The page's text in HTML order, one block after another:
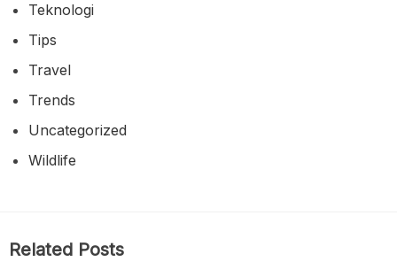
Teknologi
Tips
Travel
Trends
Uncategorized
Wildlife
Related Posts